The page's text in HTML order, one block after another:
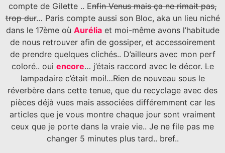
compte de Gilette .. Enfin Venus mais ça ne rimait pas,
trop dur… Paris compte aussi son Bloc, aka un lieu niché
dans le 17ème où Auréliaet moi-même avons l’habitude
de nous retrouver afin de gossiper, et accessoirement
de prendre quelques clichés.. D’ailleurs avec mon perf
coloré.. oui encore… j’étais raccord avec le décor.Le
lampadaire c’était moi!…Rien de nouveausous le
réverbère dans cette tenue, que du recyclage avec des
pièces déjà vues mais associées différemment car les
articles que je vous montre chaque jour sont vraiment
ceux que je porte dans la vraie vie.. Je ne file pas me
changer 5 minutes plus tard.. bref..